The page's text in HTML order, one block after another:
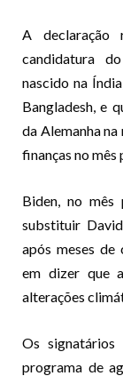
A declaração
candidatura
nascido na
Bangladesh, e
da Alemanha
finanças no mês
Biden, no mês
substituir
após meses
em dizer que
alterações
Os
programa de